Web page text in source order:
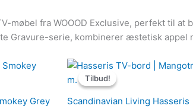
møbel fra WOOOD Exclusive, perfekt til
Gravure-serie, kombinerer æstetisk appel
Grey
Den
aktuelle
4,191.20kr..
Tilbud!
Tilbud!
Scandinavian Living Hasseris
Den
oprindelige
12,599.00kr..
Den
aktuelle